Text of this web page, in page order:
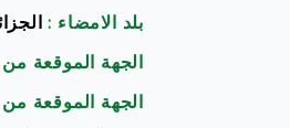
بلد الامضاء :
الجهة الموقعة
الجهة الموقعة